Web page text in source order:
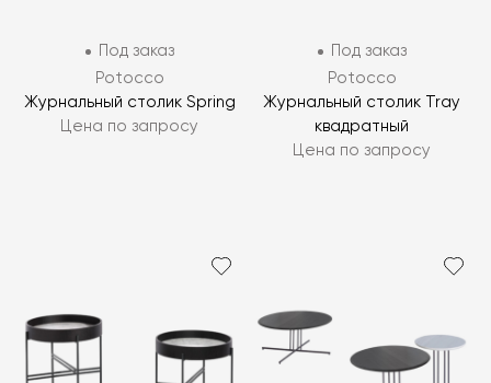
Под заказ
Potocco
Журнальный столик Spring
Цена по запросу
Под заказ
Potocco
Журнальный столик Tray
квадратный
Цена по запросу